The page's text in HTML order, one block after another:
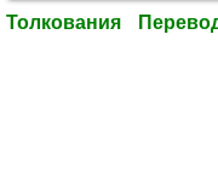
Толкования